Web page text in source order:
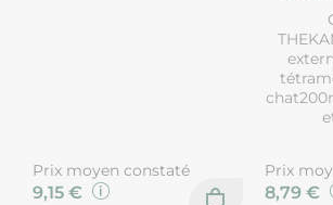
Prix moyen constaté
9,15 €
Chien
Prix
8,79 €